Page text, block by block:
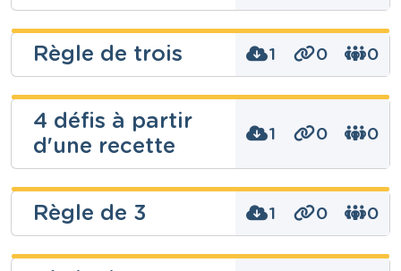
Gabrielle C
Niveau
Secondaire
Mathématiques
Année
Tags
proportion, Proportionnalité, proportionnalités,
proportionnelle, proportionnelles, règle de 3, règle
Règle de trois 1 0 0
Niveau
Secondaire
Mathématiques
Année
3 années
3, règle de 3, règle de trois
4 défis à partir
d'une recette
1 0 0
Bérénice
Cretin
Niveau
Règle de 3 1 0 0